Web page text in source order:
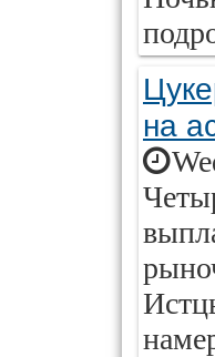
на